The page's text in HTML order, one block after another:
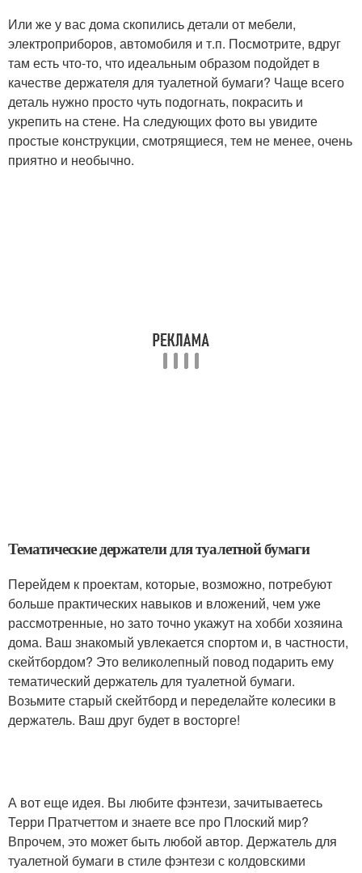
Или же у вас дома скопились детали от мебели,
электроприборов, автомобиля и т.п. Посмотрите, вдруг
там есть что-то, что идеальным образом подойдет в
качестве держателя для туалетной бумаги? Чаще всего
деталь нужно просто чуть подогнать, покрасить и
укрепить на стене. На следующих фото вы увидите
простые конструкции, смотрящиеся, тем не менее, очень
приятно и необычно.
Тематические держатели для туалетной бумаги
Перейдем к проектам, которые, возможно, потребуют
больше практических навыков и вложений, чем уже
рассмотренные, но зато точно укажут на хобби хозяина
дома. Ваш знакомый увлекается спортом и, в частности,
скейтбордом? Это великолепный повод подарить ему
тематический держатель для туалетной бумаги.
Возьмите старый скейтборд и переделайте колесики в
держатель. Ваш друг будет в восторге!
А вот еще идея. Вы любите фэнтези, зачитываетесь
Терри Пратчеттом и знаете все про Плоский мир?
Впрочем, это может быть любой автор. Держатель для
туалетной бумаги в стиле фэнтези с колдовскими